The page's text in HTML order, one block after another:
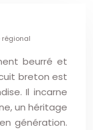
régional
beurré et
breton est
Il incarne
un héritage
génération.